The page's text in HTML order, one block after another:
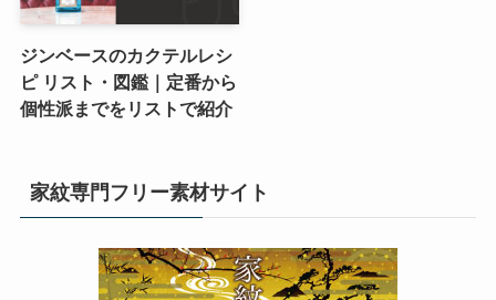
ジンベースのカクテルレシ
ピ リスト・図鑑｜定番から
個性派までをリストで紹介
家紋専門フリー素材サイト